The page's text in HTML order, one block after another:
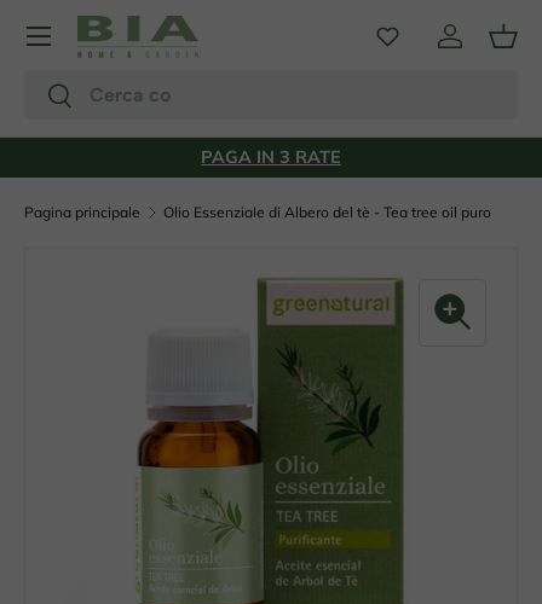
Passa ai contenuti
CercaCerca
Accedi
Menu
PAGA IN 3 RATE
Pagina principale Olio Essenziale di Albero del tè - Tea tree oil puro